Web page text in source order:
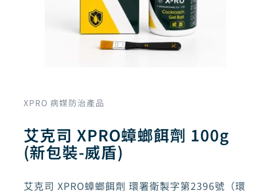
XPRO 病媒防治產品
艾克司 XPRO蟑螂餌劑 100g
(新包裝-威盾)
艾克司 XPRO蟑螂餌劑 環署衛製字第2396號（環